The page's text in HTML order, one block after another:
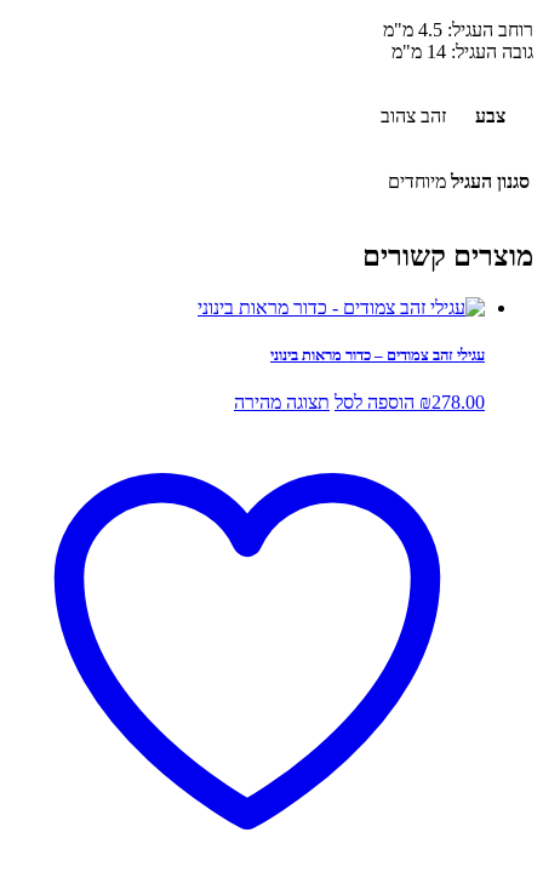
רוחב העגיל: 4.5 מ"מ
גובה העגיל: 14 מ"מ
צבע זהב צהוב
סגנון העגיל מיוחדים
מוצרים קשורים
עגילי זהב צמודים – כדור מראות בינוני
₪278.00 הוספה לסל תצוגה מהירה